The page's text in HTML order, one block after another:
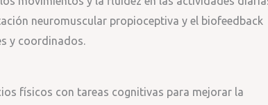
neuromuscular propioceptiva y el biofeedback
y coordinados.
físicos con tareas cognitivas para mejorar la